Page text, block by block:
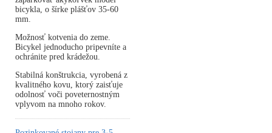
bicykla, o šírke plášťov 35-60
mm.
Možnosť kotvenia do zeme.
Bicykel jednoducho pripevníte a
ochránite pred krádežou.
Stabilná konštrukcia, vyrobená z
kvalitného kovu, ktorý zaisťuje
odolnosť voči poveternostným
vplyvom na mnoho rokov.